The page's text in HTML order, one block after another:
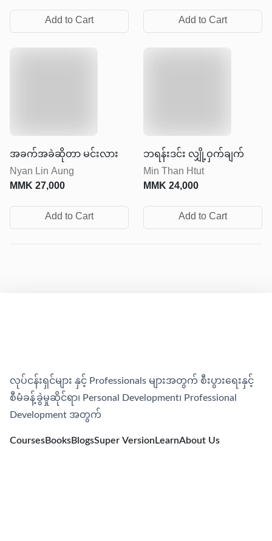
Add to Cart
Add to Cart
အခက်အခဲဆိုတာ မင်းလား
Nyan Lin Aung
MMK27,000
Add to Cart
ဘရန်းဒင်း လျှို့ဝှက်ချက်
Min Than Htut
MMK24,000
Add to Cart
လုပ်ငန်းရှင်များ နှင့် Professionals များအတွက် စီးပွားရေးနှင့်
စီမံခန့်ခွဲမှုဆိုင်ရာ၊​ Personal Development၊​ Professional
Development အတွက်
CoursesBooksBlogsSuper VersionLearnAbout Us